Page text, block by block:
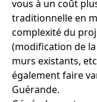
vous à un coût
traditionnelle en
complexité du
(modification de
murs existants,
également faire
Guérande.